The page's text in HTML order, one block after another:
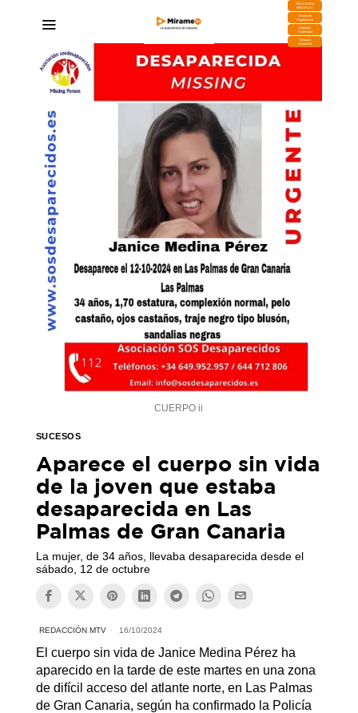
DESCARGA
MIRAPLAY
Buzón de
Sugerencias
Contratar
Publicidad
Contacto
Comercial
CUERPO ii
SUCESOS
Aparece el cuerpo sin vida
de la joven que estaba
desaparecida en Las
Palmas de Gran Canaria
La mujer, de 34 años, llevaba desaparecida desde el
sábado, 12 de octubre
REDACCIÓN MTV 16/10/2024
El cuerpo sin vida de Janice Medina Pérez ha
aparecido en la tarde de este martes en una zona
de difícil acceso del atlante norte, en Las Palmas
de Gran Canaria, según ha confirmado la Policía